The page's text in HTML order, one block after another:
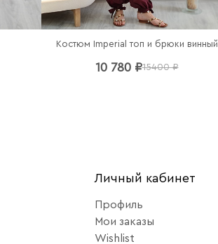
Костюм Imperial топ и брюки винный
10 780 ₽15400 ₽
Личный кабинет
Профиль
Мои заказы
Wishlist